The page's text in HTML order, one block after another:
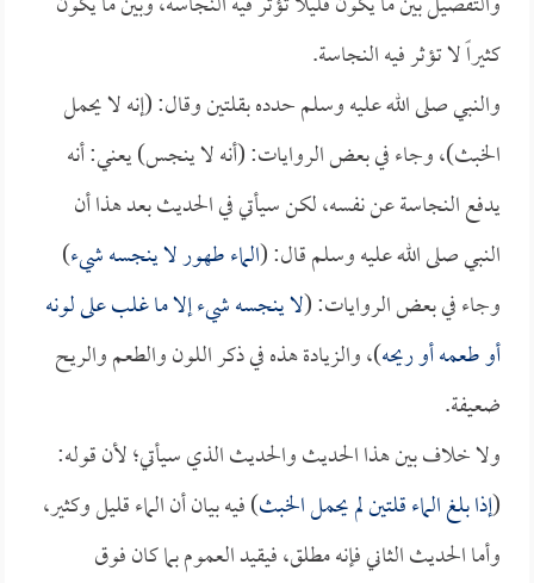
كثيراً لا تؤثر فيه النجاسة.
والنبي صلى الله عليه وسلم حدده بقلتين وقال: (إنه لا يحمل
الخبث)، وجاء في بعض الروايات: (أنه لا ينجس) يعني: أنه
يدفع النجاسة عن نفسه، لكن سيأتي في الحديث بعد هذا أن
النبي صلى الله عليه وسلم قال: (الماء طهور لا ينجسه شيء)
وجاء في بعض الروايات: (لا ينجسه شيء إلا ما غلب على لونه
أو طعمه أو ريحه)، والزيادة هذه في ذكر اللون والطعم والريح
ضعيفة.
ولا خلاف بين هذا الحديث والحديث الذي سيأتي؛ لأن قوله:
(إذا بلغ الماء قلتين لم يحمل الخبث) فيه بيان أن الماء قليل وكثير،
وأما الحديث الثاني فإنه مطلق، فيقيد العموم بما كان فوق